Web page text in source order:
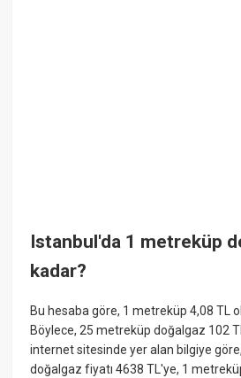
Istanbul'da 1 metreküp
kadar?
Bu hesaba göre, 1 metreküp 4,08 TL
Böylece, 25 metreküp doğalgaz 102
internet sitesinde yer alan bilgiye
doğalgaz fiyatı 4638 TL'ye, 1